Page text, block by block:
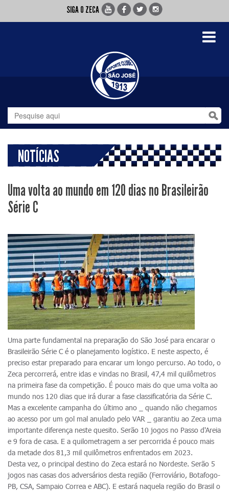
SIGA O ZECA
Toggle
NOTÍCIAS
Uma volta ao mundo em 120 dias no Brasileirão
Série C
Uma parte fundamental na preparação do São José para encarar o
Brasileirão Série C é o planejamento logístico. E neste aspecto, é
preciso estar preparado para encarar um longo percurso. Ao todo, o
Zeca percorrerá, entre idas e vindas no Brasil, 47,4 mil quilômetros
na primeira fase da competição. É pouco mais do que uma volta ao
mundo nos 120 dias que irá durar a fase classificatória da Série C.
Mas a excelente campanha do último ano _ quando não chegamos
ao acesso por um gol mal anulado pelo VAR _ garantiu ao Zeca uma
importante diferença neste quesito. Serão 10 jogos no Passo d'Areia
e 9 fora de casa. E a quilometragem a ser percorrida é pouco mais
da metade dos 81,3 mil quilômetros enfrentados em 2023.
Desta vez, o principal destino do Zeca estará no Nordeste. Serão 5
jogos nas casas dos adversários desta região (Ferroviário, Botafogo-
PB, CSA, Sampaio Correa e ABC). E estará naquela região do Brasil o